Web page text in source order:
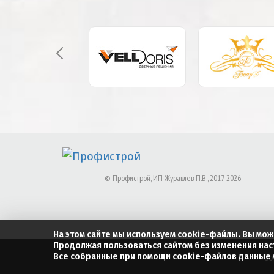
© Профистрой, ИП Журавлев П.В., 2017-2026
На этом сайте мы используем cookie-файлы. Вы
Продолжая пользоваться сайтом без изменения
Все собранные при помощи cookie-файлов данные